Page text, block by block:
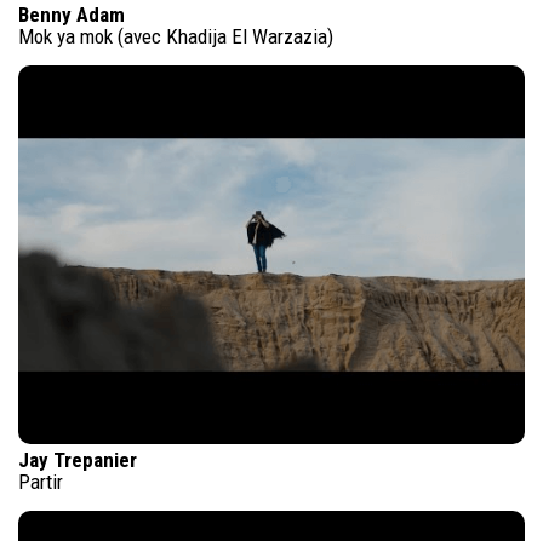
Benny Adam
Mok ya mok (avec Khadija El Warzazia)
Jay Trepanier
Partir